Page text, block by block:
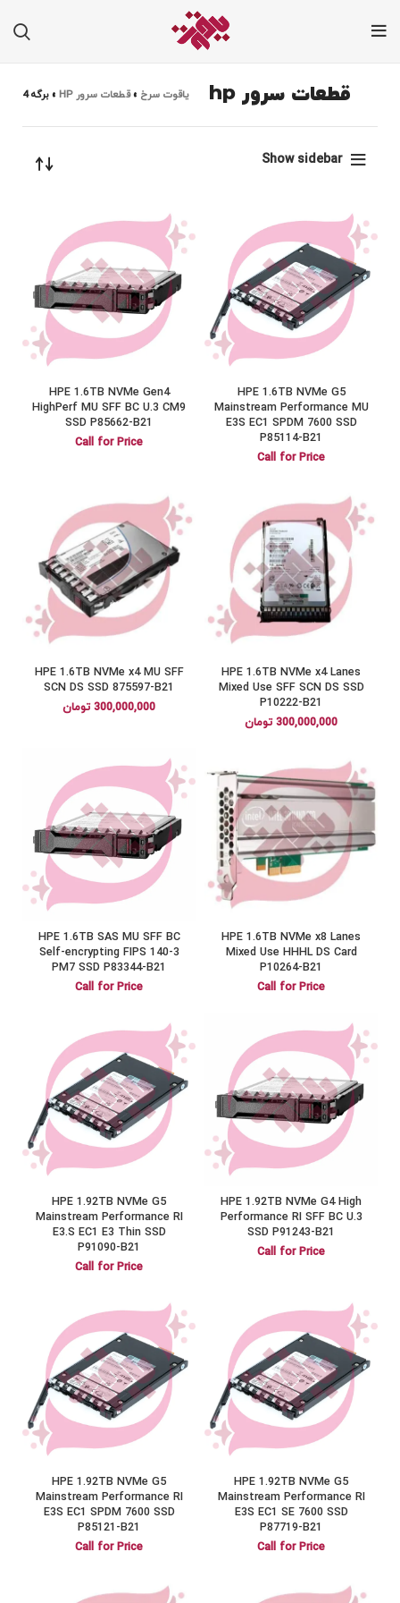
قطعات سرور hp یاقوت سرخ »قطعات سرور HP »برگه 4
Show sidebar
HPE 1.6TB NVMe G5
Mainstream Performance MU
E3S EC1 SPDM 7600 SSD
P85114-B21
Call for Price
HPE 1.6TB NVMe Gen4
HighPerf MU SFF BC U.3 CM9
SSD P85662-B21
Call for Price
HPE 1.6TB NVMe x4 Lanes
Mixed Use SFF SCN DS SSD
P10222-B21
300,000,000 تومان
HPE 1.6TB NVMe x4 MU SFF
SCN DS SSD 875597-B21
300,000,000 تومان
HPE 1.6TB NVMe x8 Lanes
Mixed Use HHHL DS Card
P10264-B21
Call for Price
HPE 1.6TB SAS MU SFF BC
Self-encrypting FIPS 140-3
PM7 SSD P83344-B21
Call for Price
HPE 1.92TB NVMe G4 High
Performance RI SFF BC U.3
SSD P91243-B21
Call for Price
HPE 1.92TB NVMe G5
Mainstream Performance RI
E3.S EC1 E3 Thin SSD
P91090-B21
Call for Price
HPE 1.92TB NVMe G5
Mainstream Performance RI
E3S EC1 SE 7600 SSD
P87719-B21
Call for Price
HPE 1.92TB NVMe G5
Mainstream Performance RI
E3S EC1 SPDM 7600 SSD
P85121-B21
Call for Price